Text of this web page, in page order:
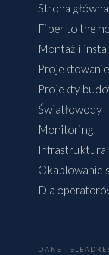
Strona główna
Fiber to the
Montaż i
Projekty
Światłowody
Monitoring
Infrastruktura
Okablowanie
Dla
DANE